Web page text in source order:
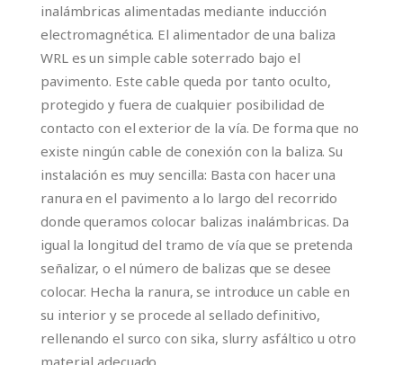
inalámbricas alimentadas mediante inducción
electromagnética. El alimentador de una baliza
WRL es un simple cable soterrado bajo el
pavimento. Este cable queda por tanto oculto,
protegido y fuera de cualquier posibilidad de
contacto con el exterior de la vía. De forma que no
existe ningún cable de conexión con la baliza. Su
instalación es muy sencilla: Basta con hacer una
ranura en el pavimento a lo largo del recorrido
donde queramos colocar balizas inalámbricas. Da
igual la longitud del tramo de vía que se pretenda
señalizar, o el número de balizas que se desee
colocar. Hecha la ranura, se introduce un cable en
su interior y se procede al sellado definitivo,
rellenando el surco con sika, slurry asfáltico u otro
material adecuado.